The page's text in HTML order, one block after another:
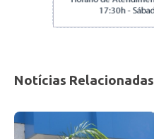
Notícias Relacionadas